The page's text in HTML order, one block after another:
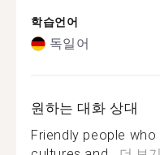
학습언어
독일어
원하는 대화 상대
Friendly people